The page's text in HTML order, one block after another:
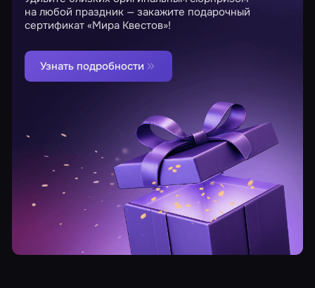
на любой праздник — закажите подарочный
сертификат «Мира Квестов»!
Узнать подробности